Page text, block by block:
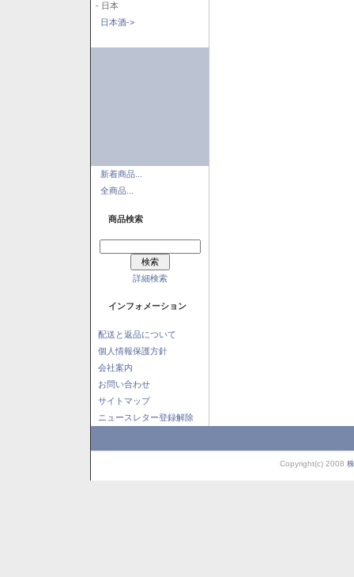
- 日本
日本酒->
新着商品...
全商品...
商品検索
詳細検索
インフォメーション
配送と返品について
個人情報保護方針
会社案内
お問い合わせ
サイトマップ
ニュースレター登録解除
Copyright(c) 2008